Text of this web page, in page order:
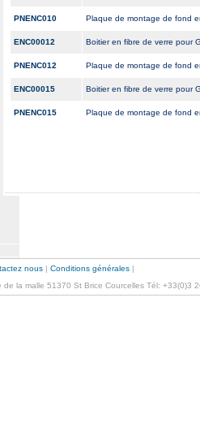
PNENC010 Plaque de montage de fond
ENC00012 Boitier en fibre de verre
PNENC012 Plaque de montage de fond
ENC00015 Boitier en fibre de verre
PNENC015 Plaque de montage de fond
nous | Conditions générales |
de la malle 51370 St Brice Courcelles Tél: